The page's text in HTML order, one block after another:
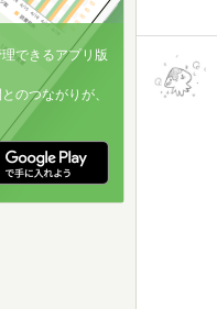
できるアプリ版
のつながりが、